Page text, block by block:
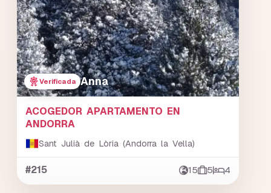
Verificada Anna
ACOGEDOR APARTAMENTO EN
ANDORRA
Sant Julià de Lòria (Andorra la Vella)
#215 15 5 4